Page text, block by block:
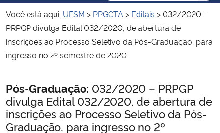
Ministério das Relações Exteriores
Ministério da Economia
Ministério da Infraestrutura
Ministério da Agricultura, Pecuária e Abastecimento
Ministério da Educação
Você está aqui: UFSM > PPGCTA > Editais >032/2020 –
PRPGP divulga Edital 032/2020, de abertura de
inscrições ao Processo Seletivo da Pós-Graduação, para
ingresso no 2º semestre de 2020
Início do conteúdo
Pós-Graduação: 032/2020 – PRPGP
divulga Edital 032/2020, de abertura de
inscrições ao Processo Seletivo da Pós-
Graduação, para ingresso no 2º